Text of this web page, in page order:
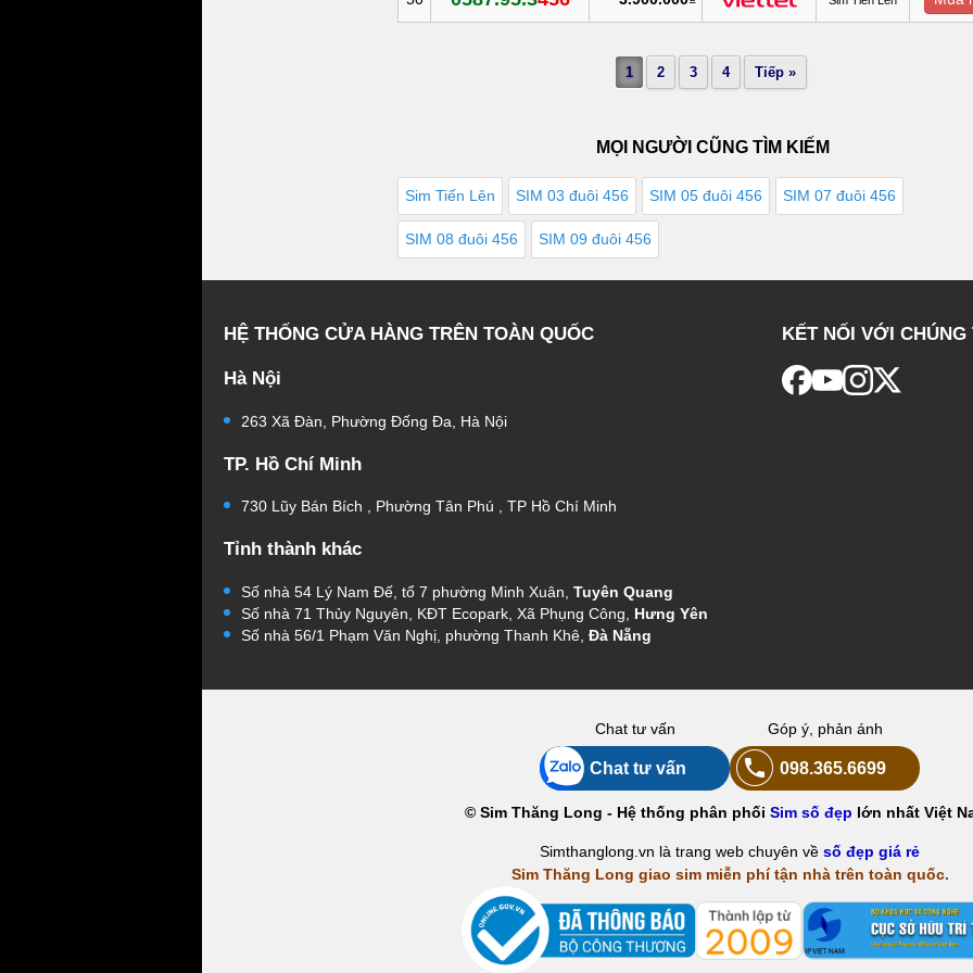
1 2 3 4 Tiếp »
MỌI NGƯỜI CŨNG TÌM KIẾM
Sim Tiến Lên SIM 03 đuôi 456 SIM 05 đuôi 456 SIM 07 đuôi 456
SIM 08 đuôi 456 SIM 09 đuôi 456
HỆ THỐNG CỬA HÀNG TRÊN TOÀN QUỐC
Hà Nội
263 Xã Đàn, Phường Đống Đa, Hà Nội
TP. Hồ Chí Minh
730 Lũy Bán Bích , Phường Tân Phú , TP Hồ Chí Minh
Tỉnh thành khác
Số nhà 54 Lý Nam Đế, tổ 7 phường Minh Xuân, Tuyên Quang
Số nhà 71 Thủy Nguyên, KĐT Ecopark, Xã Phụng Công, Hưng Yên
Số nhà 56/1 Phạm Văn Nghị, phường Thanh Khê, Đà Nẵng
KẾT NỐI VỚI CHÚNG
Chat tư vấn
Chat tư vấn
Góp ý, phản ánh
098.365.6699
© Sim Thăng Long - Hệ thống phân phối Sim số đẹp lớn nhất Việt
Simthanglong.vn là trang web chuyên về số đẹp giá rẻ
Sim Thăng Long giao sim miễn phí tận nhà trên toàn quốc.